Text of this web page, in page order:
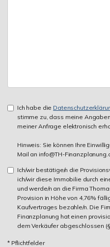
Ich habe die
stimme zu, dass meine
meiner Anfrage elektronisch
Hinweis: Sie können Ihre
Mail an info@TH-
Ich/wir bestätige/n die
ich/wir diese Immobilie durch
und werde/n an die Firma
Provision in Höhe von 4,76%
Kaufvertrages bezahle/n. Die
Finanzplanung hat einen
dem Verkäufer abgeschlossen (§
* Pflichtfelder